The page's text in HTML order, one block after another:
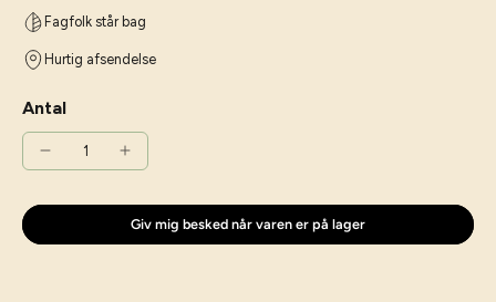
Fagfolk står bag
Hurtig afsendelse
Antal
Giv mig besked når varen er på lager